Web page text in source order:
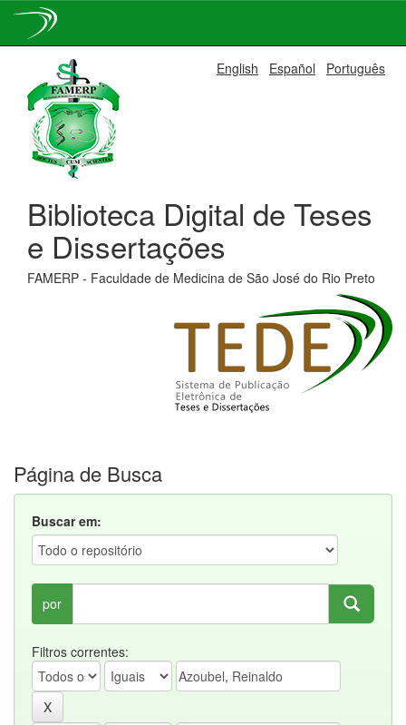
navigation
English Español Português
Biblioteca Digital de Teses
e Dissertações
FAMERP - Faculdade de Medicina de São José do Rio Preto
Página de Busca
Buscar em:
por
Filtros correntes: